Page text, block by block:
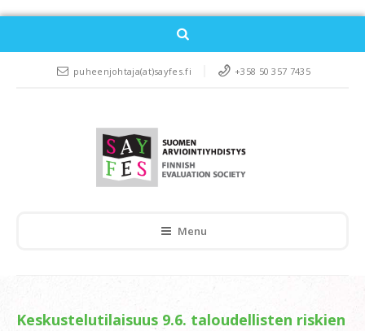
puheenjohtaja(at)sayfes.fi +358 50 357 7435
Menu
Keskustelutilaisuus 9.6. taloudellisten riskien